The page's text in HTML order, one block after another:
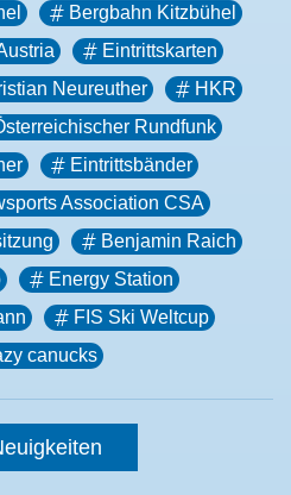
Bergbahn Kitzbühel
Eintrittskarten
Neureuther
HKR
Rundfunk
Eintrittsbänder
Association CSA
Benjamin Raich
Energy Station
FIS Ski Weltcup
canucks